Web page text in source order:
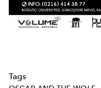
Tags